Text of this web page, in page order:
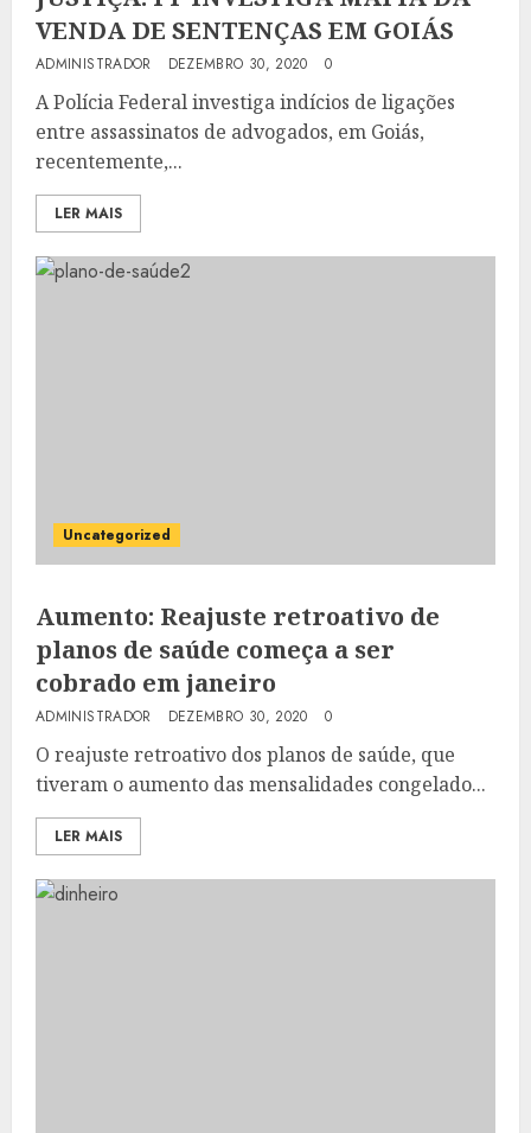
VENDA DE SENTENÇAS EM GOIÁS
ADMINISTRADOR DEZEMBRO 30, 2020 0
A Polícia Federal investiga indícios de ligações
entre assassinatos de advogados, em Goiás,
recentemente,...
LER MAIS
Uncategorized
Aumento: Reajuste retroativo de
planos de saúde começa a ser
cobrado em janeiro
ADMINISTRADOR DEZEMBRO 30, 2020 0
O reajuste retroativo dos planos de saúde, que
tiveram o aumento das mensalidades congelado...
LER MAIS